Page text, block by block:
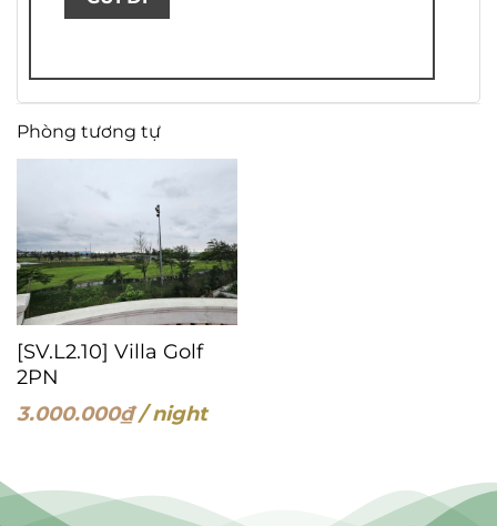
Phòng tương tự
[SV.L2.10] Villa Golf
2PN
3.000.000₫/ night